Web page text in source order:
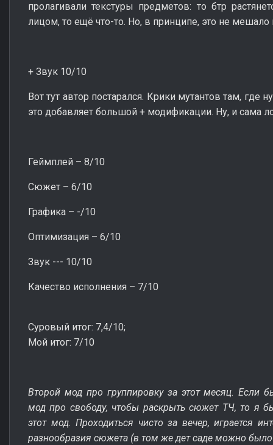
пролагивали текстуры предметов: то бтр
лицом, то ещё что-то. Но, в принципе, это не мешало
+ Звук 10/10
Вот тут автор постарался. Крики мутантов там,
это добавляет большой + модификации. Ну, и сама
Геймплей – 8/10
Сюжет – 6/10
Графика – -/10
Оптимизация – 6/10
Звук --- 10/10
Качество исполнения – 7/10
Суровый итог: 7,4/10;
Мой итог: 7/10
Второй мод про группировку за этот месяц. Если
мод про свободу, чтобы раскрыть сюжет ТЧ, то я
этот мод. Проходиться чисто за вечер, играется
разнообразия сюжета (в том же дет саде можно было